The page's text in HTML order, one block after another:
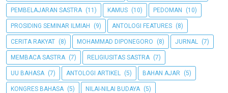
PEMBELAJARAN SASTRA (11) KAMUS (10) PEDOMAN (10)
PROSIDING SEMINAR ILMIAH (9) ANTOLOGI FEATURES (8)
CERITA RAKYAT (8) MOHAMMAD DIPONEGORO (8) JURNAL (7)
MEMBACA SASTRA (7) RELIGIUSITAS SASTRA (7)
UU BAHASA (7) ANTOLOGI ARTIKEL (5) BAHAN AJAR (5)
KONGRES BAHASA (5) NILAI-NILAI BUDAYA (5)